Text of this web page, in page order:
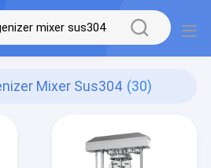
Mixer Sus304 (30)